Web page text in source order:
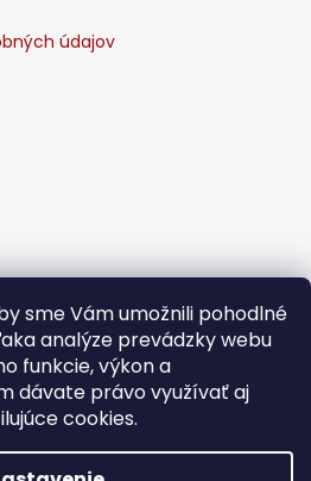
sme Vám umožnili pohodlné
analýze prevádzky webu
funkcie, výkon a
dávate právo využívať aj
cookies.
údajov